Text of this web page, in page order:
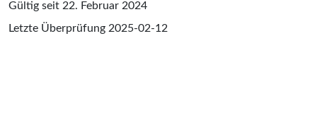
Gültig seit 22. Februar 2024
Letzte Überprüfung 2025-02-12